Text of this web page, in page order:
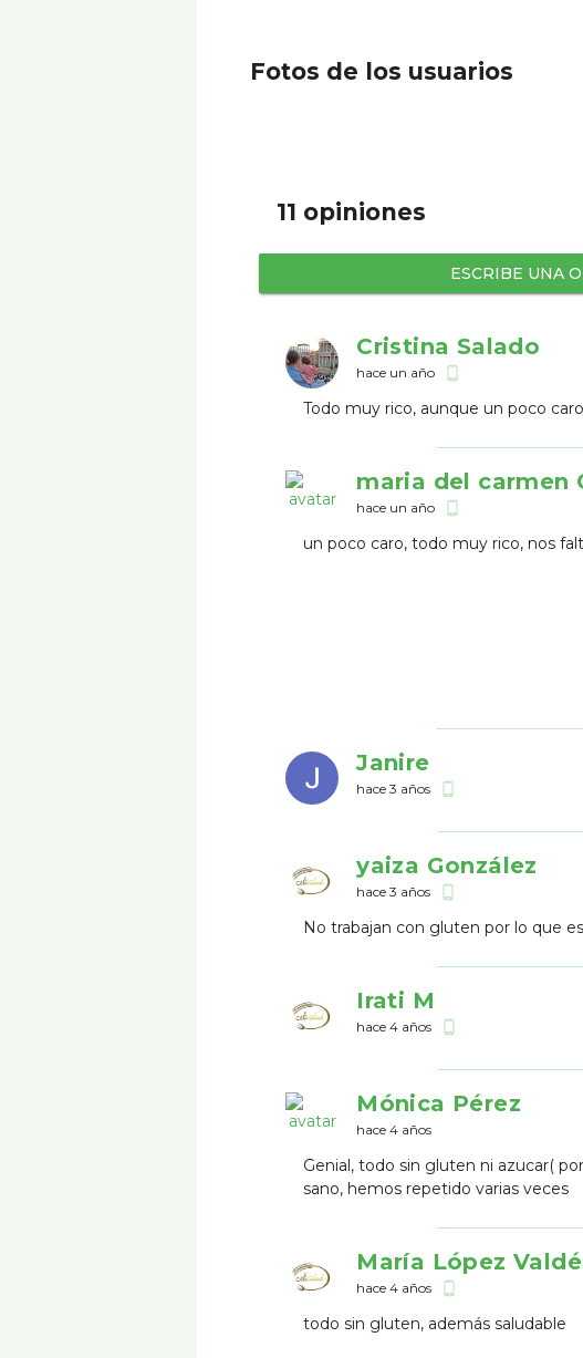
Fotos de los usuarios
11 opiniones
ESCRIBE UNA
Cristina Salado
hace un año phone_android
Todo muy rico, aunque un poco
maria del carmen
hace un año phone_android
un poco caro, todo muy rico, nos
Janire
hace 3 años phone_android
yaiza González
hace 3 años phone_android
No trabajan con gluten por lo que
Irati M
hace 4 años phone_android
Mónica Pérez
hace 4 años
Genial, todo sin gluten ni azucar(
sano, hemos repetido varias veces
María López
hace 4 años phone_android
todo sin gluten, además saludable